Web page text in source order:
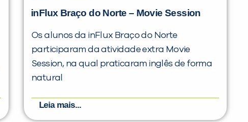
inFlux Braço do Norte – Movie Session
Os alunos da inFlux Braço do Norte
participaram da atividade extra Movie
Session, na qual praticaram inglês de forma
natural
Leia mais...